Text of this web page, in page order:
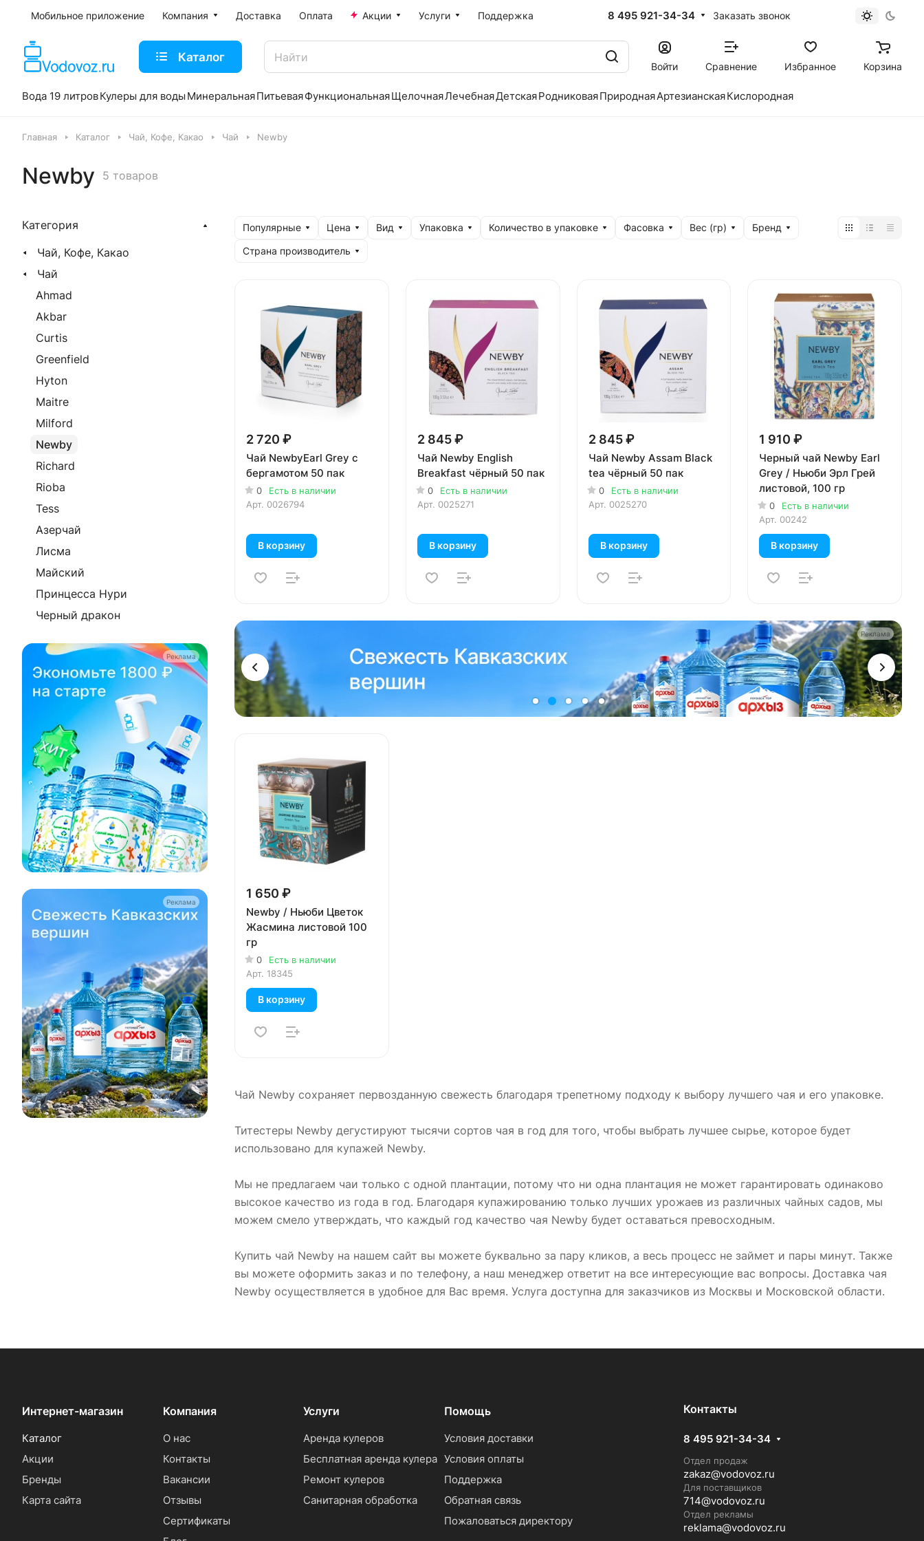
Мобильное приложение Компания Доставка Оплата Акции Услуги Поддержка 8 495 921-34-34 Заказать звонок
Каталог
Войти Сравнение Избранное Корзина
Вода 19 литровКулеры для воды МинеральнаяПитьеваяФункциональнаяЩелочнаяЛечебнаяДетскаяРодниковаяПрироднаяАртезианскаяКислородная
Главная Каталог Чай, Кофе, Какао Чай Newby
Newby 5 товаров
Популярные Цена Вид Упаковка Количество в упаковке Фасовка Вес (гр)
Бренд
Страна производитель
2 720 ₽
Чай NewbyEarl Grey с
бергамотом 50 пак
0
Есть в наличии
Арт. 0026794
В корзину
Реклама
2 845 ₽
Чай Newby English
Breakfast чёрный 50 пак
0
Есть в наличии
Арт. 0025271
В корзину
2 845 ₽
Чай Newby Assam Black
tea чёрный 50 пак
0
Есть в наличии
Арт. 0025270
В корзину
1 910 ₽
Черный чай Newby Earl
Grey / Ньюби Эрл Грей
листовой, 100 гр
0
Есть в наличии
Арт. 00242
В корзину
1 650 ₽
Newby / Ньюби Цветок
Жасмина листовой 100
гр
0
Есть в наличии
Арт. 18345
В корзину
Чай Newby сохраняет первозданную свежесть благодаря трепетному подходу к выбору лучшего чая и его упаковке.
Титестеры Newby дегустируют тысячи сортов чая в год для того, чтобы выбрать лучшее сырье, которое будет
использовано для купажей Newby.
Мы не предлагаем чаи только с одной плантации, потому что ни одна плантация не может гарантировать одинаково
высокое качество из года в год. Благодаря купажированию только лучших урожаев из различных чайных садов, мы
можем смело утверждать, что каждый год качество чая Newby будет оставаться превосходным.
Купить чай Newby на нашем сайт вы можете буквально за пару кликов, а весь процесс не займет и пары минут. Также
вы можете оформить заказ и по телефону, а наш менеджер ответит на все интересующие вас вопросы. Доставка чая
Newby осуществляется в удобное для Вас время. Услуга доступна для заказчиков из Москвы и Московской области.
Категория
Чай, Кофе, Какао
Чай
Ahmad
Akbar
Curtis
Greenfield
Hyton
Maitre
Milford
Newby
Richard
Rioba
Tess
Азерчай
Лисма
Майский
Принцесса Нури
Черный дракон
Реклама
Реклама
Интернет-магазин
Каталог
Акции
Бренды
Карта сайта
Компания
О нас
Контакты
Вакансии
Отзывы
Сертификаты
Услуги
Аренда кулеров
Бесплатная аренда кулера
Ремонт кулеров
Санитарная обработка
Помощь
Условия доставки
Условия оплаты
Поддержка
Обратная связь
Пожаловаться директору
Контакты
8 495 921-34-34
Отдел продаж
zakaz@vodovoz.ru
Для поставщиков
714@vodovoz.ru
Отдел рекламы
reklama@vodovoz.ru